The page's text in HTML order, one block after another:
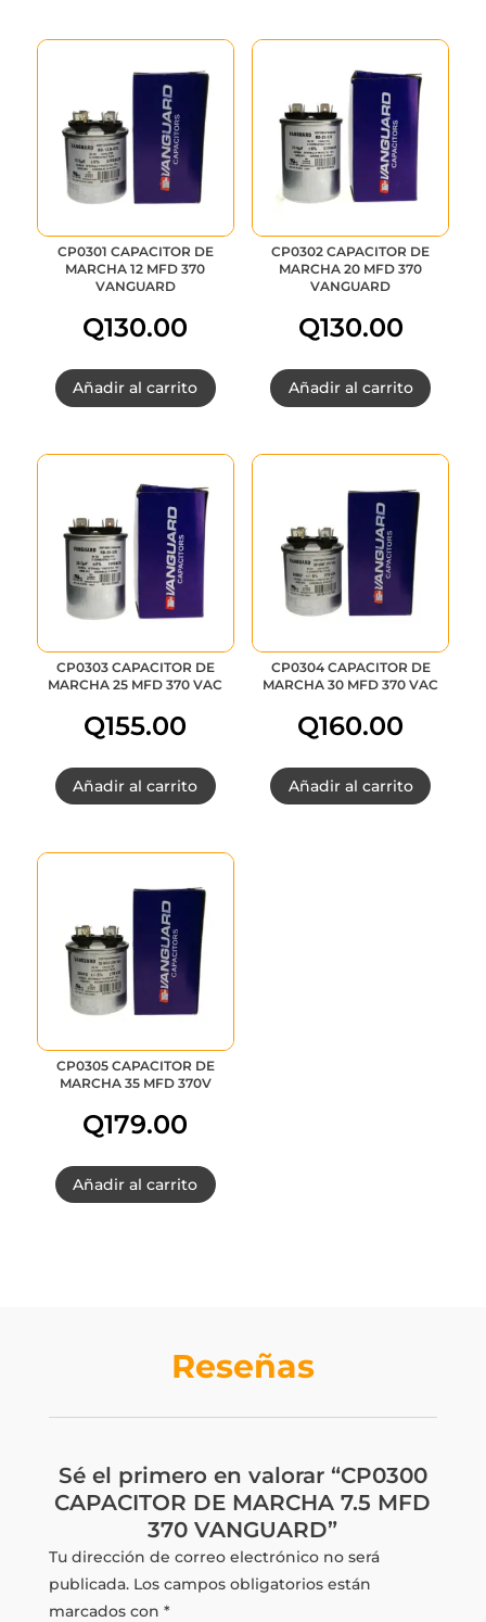
CP0301 CAPACITOR DE
MARCHA 12 MFD 370
VANGUARD
Q130.00
Añadir al carrito
CP0302 CAPACITOR DE
MARCHA 20 MFD 370
VANGUARD
Q130.00
Añadir al carrito
CP0303 CAPACITOR DE
MARCHA 25 MFD 370 VAC
Q155.00
Añadir al carrito
CP0304 CAPACITOR DE
MARCHA 30 MFD 370 VAC
Q160.00
Añadir al carrito
CP0305 CAPACITOR DE
MARCHA 35 MFD 370V
Q179.00
Añadir al carrito
Reseñas
Sé el primero en valorar “CP0300
CAPACITOR DE MARCHA 7.5 MFD
370 VANGUARD”
Tu dirección de correo electrónico no será
publicada. Los campos obligatorios están
marcados con *